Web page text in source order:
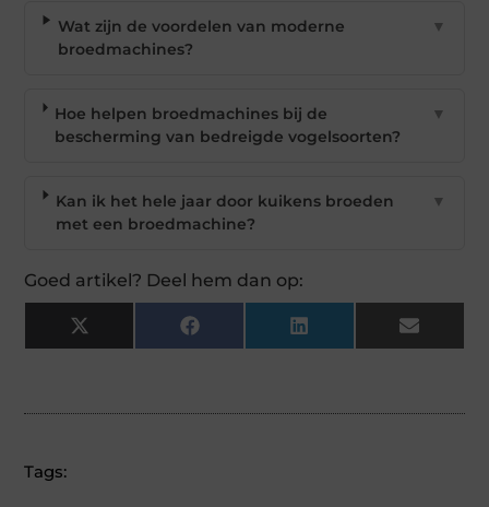
Wat zijn de voordelen van moderne
broedmachines?
▼
Hoe helpen broedmachines bij de
bescherming van bedreigde vogelsoorten?
▼
Kan ik het hele jaar door kuikens broeden
met een broedmachine?
▼
Goed artikel? Deel hem dan op:
X
(Twitter)
Facebook LinkedIn Email
Tags: